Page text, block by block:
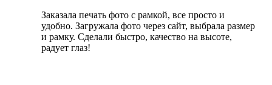
Заказала печать фото с рамкой, все просто и
удобно. Загружала фото через сайт, выбрала размер
и рамку. Сделали быстро, качество на высоте,
радует глаз!